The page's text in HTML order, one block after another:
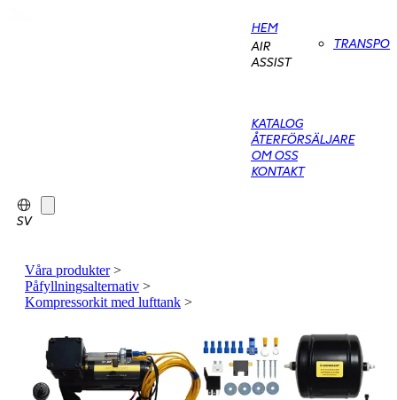
HEM
AIR
ASSIST
KATALOG
ÅTERFÖRSÄLJARE
OM OSS
KONTAKT
SV
Våra produkter>
Påfyllningsalternativ >
Kompressorkit med lufttank >